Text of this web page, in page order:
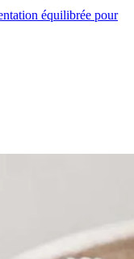
équilibrée pour